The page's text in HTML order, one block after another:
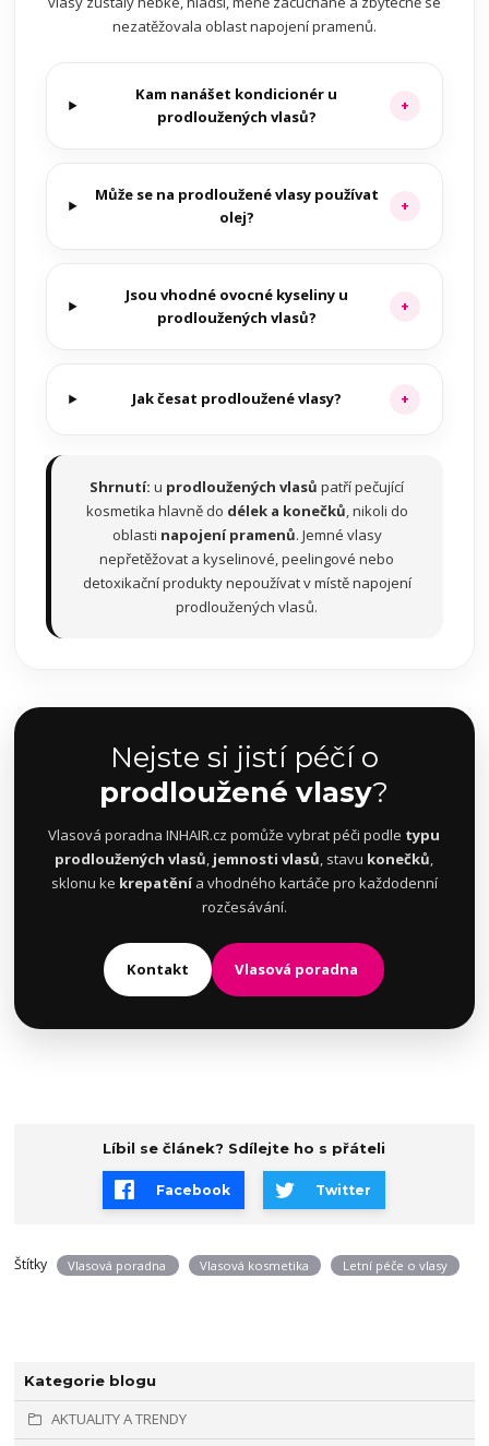
Kategorie blogu
AKTUALITY A TRENDY
nezatěžovala oblast napojení pramenů.
Kam nanášet kondicionér u
prodloužených vlasů?
+
Může se na prodloužené vlasypoužívat
olej?
+
Jsou vhodné ovocné kyselinyu
prodloužených vlasů?
+
Jak česat prodloužené vlasy? +
Shrnutí: u prodloužených vlasů patří pečující
kosmetika hlavně do délek a konečků, nikoli do
oblasti napojení pramenů. Jemné vlasy
nepřetěžovat a kyselinové, peelingové nebo
detoxikační produkty nepoužívat v místě napojení
prodloužených vlasů.
Nejste si jistí péčí o
prodloužené vlasy?
Vlasová poradna INHAIR.cz pomůže vybrat péči podle typu
prodloužených vlasů, jemnosti vlasů, stavu konečků,
sklonu ke krepatěnía vhodného kartáče pro každodenní
rozčesávání.
Kontakt Vlasová poradna
Líbil se článek? Sdílejte ho s přáteli
Facebook Twitter
Štítky Vlasová poradna Vlasová kosmetika Letní péče o vlasy